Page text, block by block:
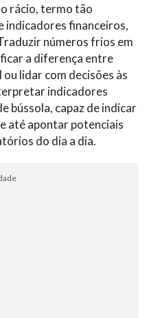
o rácio, termo tão
indicadores financeiros,
números frios em
a diferença entre
lidar com decisões às
indicadores
bússola, capaz de indicar
até apontar potenciais
do dia a dia.